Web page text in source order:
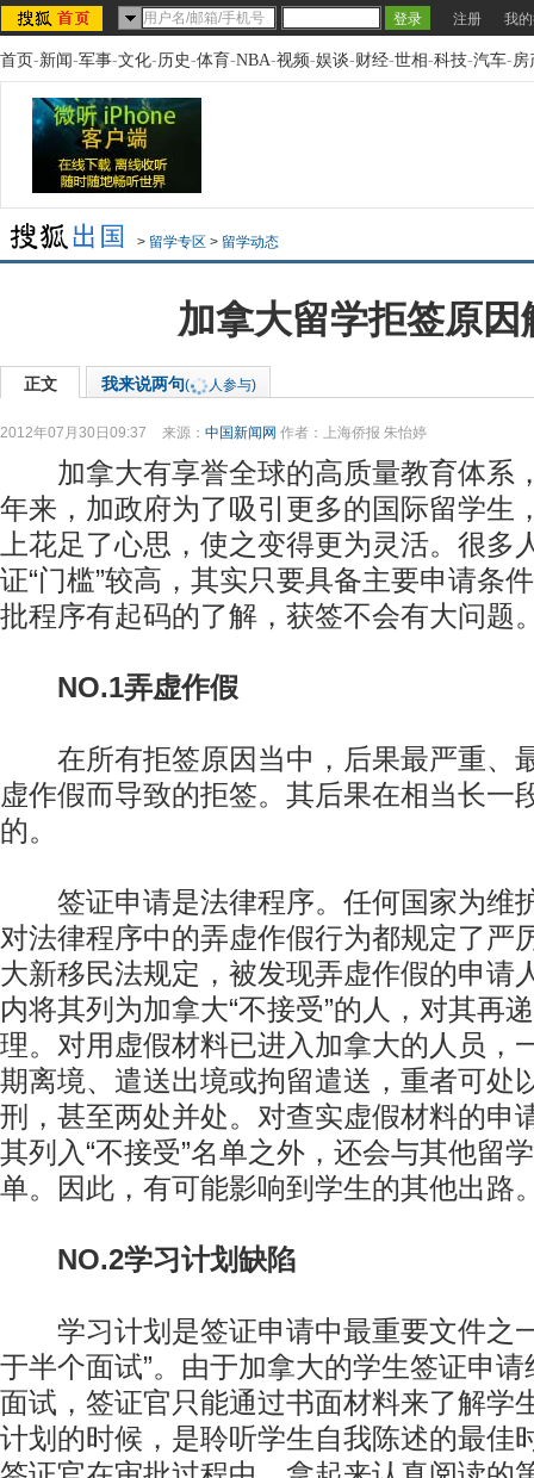
注册 我
首页-新闻-军事-文化-历史-体育-NBA-视频-娱谈-财经-世相-科技-汽车-房
> 留学专区 > 留学动态
加拿大留学拒签原因
正文 我来说两句( 人参与)
2012年07月30日09:37 来源： 中国新闻网 作者：上海侨报 朱怡婷
加拿大有享誉全球的高质量教育体系
年来，加政府为了吸引更多的国际留学生
上花足了心思，使之变得更为灵活。很多
证“门槛”较高，其实只要具备主要申请条
批程序有起码的了解，获签不会有大问题
NO.1弄虚作假
在所有拒签原因当中，后果最严重、
虚作假而导致的拒签。其后果在相当长一
的。
签证申请是法律程序。任何国家为维
对法律程序中的弄虚作假行为都规定了严
大新移民法规定，被发现弄虚作假的申请
内将其列为加拿大“不接受”的人，对其再
理。对用虚假材料已进入加拿大的人员，
期离境、遣送出境或拘留遣送，重者可处
刑，甚至两处并处。对查实虚假材料的申
其列入“不接受”名单之外，还会与其他留
单。因此，有可能影响到学生的其他出路
NO.2学习计划缺陷
学习计划是签证申请中最重要文件之
于半个面试”。由于加拿大的学生签证申
面试，签证官只能通过书面材料来了解学
计划的时候，是聆听学生自我陈述的最佳